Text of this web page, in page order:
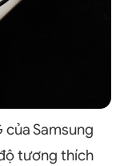
của Samsung
tương thích